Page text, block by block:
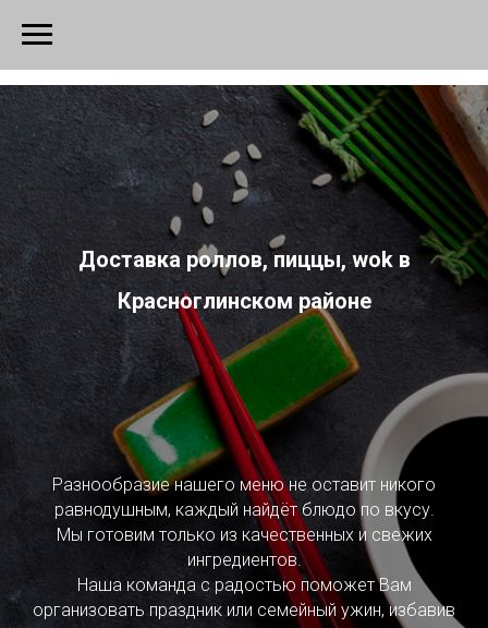
Доставка роллов, пиццы, wok в
Красноглинском районе
Разнообразие нашего меню не оставит никого
равнодушным, каждый найдёт блюдо по вкусу.
Мы готовим только из качественных и свежих
ингредиентов.
Наша команда с радостью поможет Вам
организовать праздник или семейный ужин, избавив